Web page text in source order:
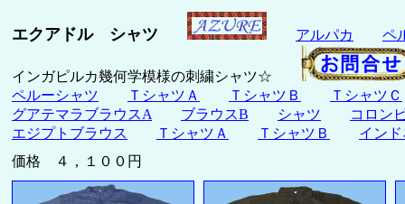
エクアドル シャツ アルパカ ペ
インガピルカ幾何学模様の刺繍シャツ☆
ペルーシャツ
ＴシャツＡ ＴシャツＢ
ＴシャツＣ
グアテマラブラウスA
ブラウスB シャツ
コロン
エジプトブラウス
ＴシャツＡ ＴシャツＢ
イン
価格 ４，１００円